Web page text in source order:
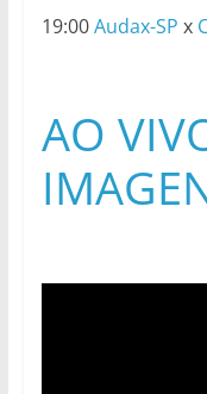
19:00Audax-SP x
AO